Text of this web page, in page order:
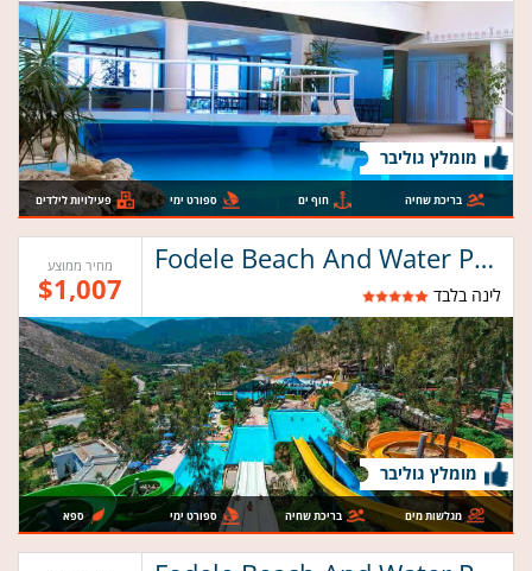
מומלץ גוליבר
בריכת שחיה חוף ים ספורט ימי פעילויות לילדים
Fodele Beach And Water Park Holiday Resort
לינה בלבד
מחיר ממוצע
$1,007
מומלץ גוליבר
מגלשות מים בריכת שחיה ספורט ימי ספא